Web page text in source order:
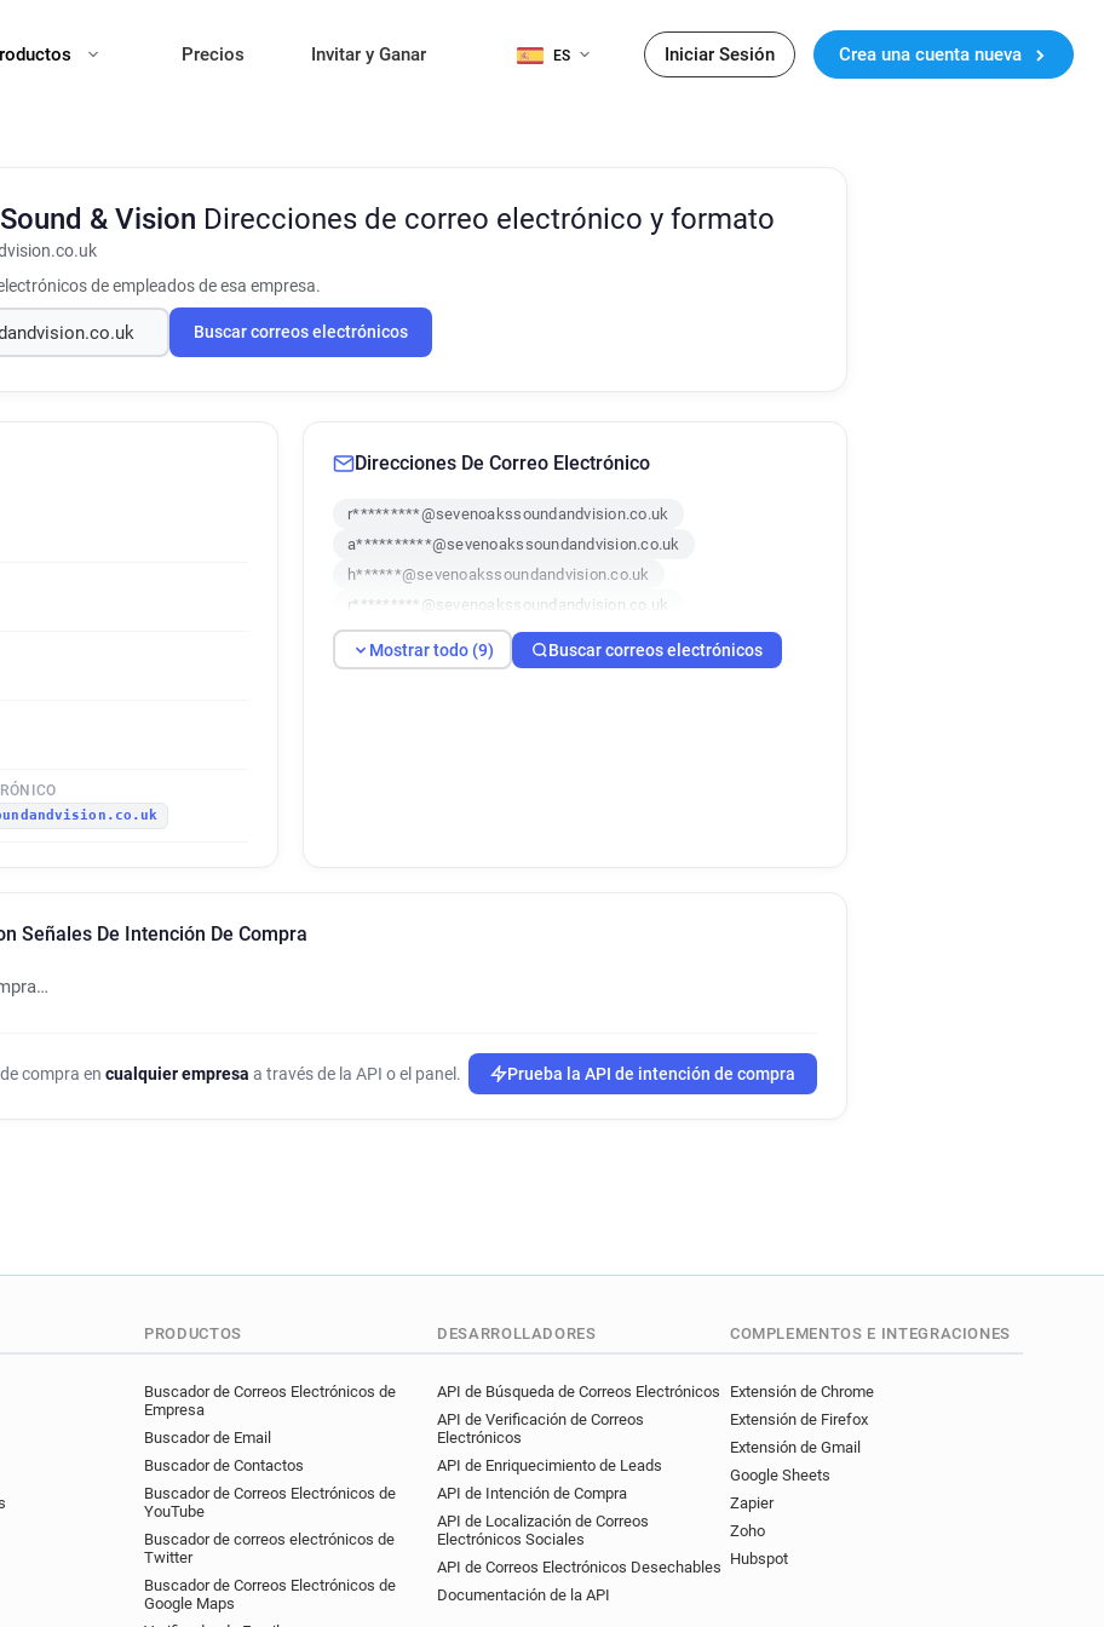
Precios Invitar y Ganar ES Iniciar Sesión Crea una cuenta nueva
& Vision Direcciones de correo electrónico y formato
de empleados de esa empresa.
Buscar correos electrónicos
Direcciones De Correo Electrónico
r*********@sevenoakssoundandvision.co.uk
a**********@sevenoakssoundandvision.co.uk
h******@sevenoakssoundandvision.co.uk
r*********@sevenoakssoundandvision.co.uk
q**********@sevenoakssoundandvision.co.uk
z**********@sevenoakssoundandvision.co.uk
Mostrar todo (9) Buscar correos electrónicos
Señales De Intención De Compra
compra en cualquier empresa a través de la API o el panel. Prueba la API de intención de compra
PRODUCTOS
Buscador de Correos Electrónicos de
Empresa
Buscador de Email
Buscador de Contactos
Buscador de Correos Electrónicos de
YouTube
Buscador de correos electrónicos de
Twitter
Buscador de Correos Electrónicos de
Google Maps
DESARROLLADORES
API de Búsqueda de Correos Electrónicos
API de Verificación de Correos
Electrónicos
API de Enriquecimiento de Leads
API de Intención de Compra
API de Localización de Correos
Electrónicos Sociales
API de Correos Electrónicos Desechables
Documentación de la API
COMPLEMENTOS E INTEGRACIONES
Extensión de Chrome
Extensión de Firefox
Extensión de Gmail
Google Sheets
Zapier
Zoho
Hubspot